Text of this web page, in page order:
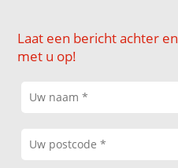
Laat een bericht achter
met u op!